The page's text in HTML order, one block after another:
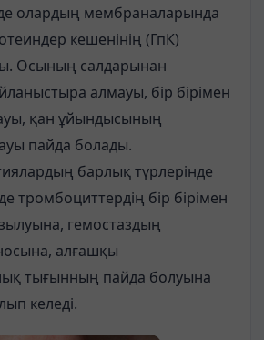
олардың мембраналарында
кешенінің (ГпК)
Осының салдарынан
алмауы, бір бірімен
қан ұйындысының
пайда болады.
барлық түрлерінде
тромбоциттердің бір бірімен
гемостаздың
алғашқы
тығынның пайда болуына
келеді.